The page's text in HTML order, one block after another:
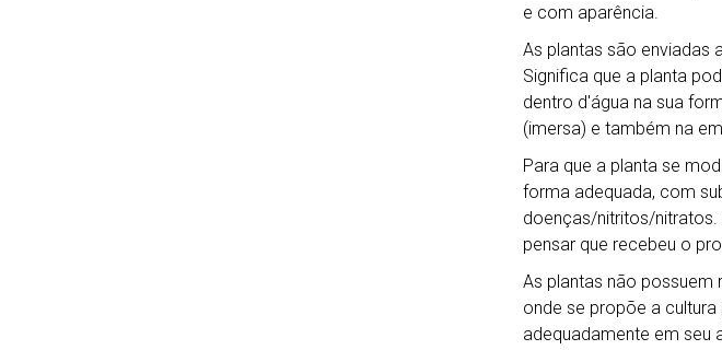
e com aparência.
As plantas são enviadas
Significa que a planta
dentro d'água na sua
(imersa) e também na
Para que a planta se
forma adequada, com
doenças/nitritos/
pensar que recebeu o
As plantas não possuem
onde se propõe a
adequadamente em seu